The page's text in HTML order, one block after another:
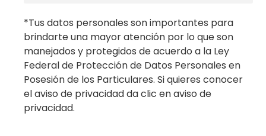
*Tus datos personales son importantes para
brindarte una mayor atención por lo que son
manejados y protegidos de acuerdo a la Ley
Federal de Protección de Datos Personales en
Posesión de los Particulares. Si quieres conocer
el aviso de privacidad da clic en aviso de
privacidad.